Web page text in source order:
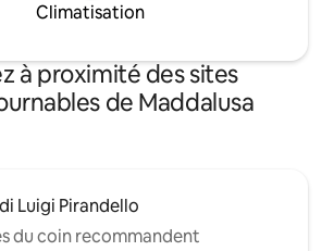
Climatisation
à proximité des sites
de Maddalusa
Luigi Pirandello
du coin recommandent